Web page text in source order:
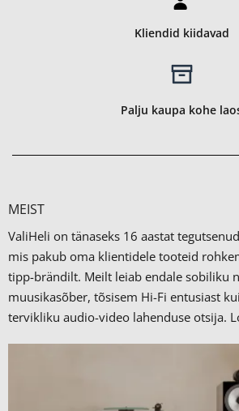
Kliendid kiidavad
Palju kaupa kohe
MEIST
ValiHeli on tänaseks 16 aastat
mis pakub oma klientidele tooteid
tipp-brändilt. Meilt leiab endale sobiliku
muusikasõber, tõsisem Hi-Fi entusiast
tervikliku audio-video lahenduse otsija.